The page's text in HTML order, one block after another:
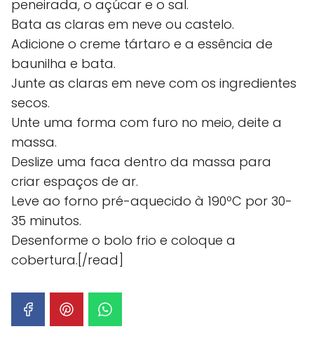
peneirada, o açúcar e o sal.
Bata as claras em neve ou castelo.
Adicione o creme tártaro e a essência de
baunilha e bata.
Junte as claras em neve com os ingredientes
secos.
Unte uma forma com furo no meio, deite a
massa.
Deslize uma faca dentro da massa para
criar espaços de ar.
Leve ao forno pré-aquecido à 190ºC por 30-
35 minutos.
Desenforme o bolo frio e coloque a
cobertura.[/read]